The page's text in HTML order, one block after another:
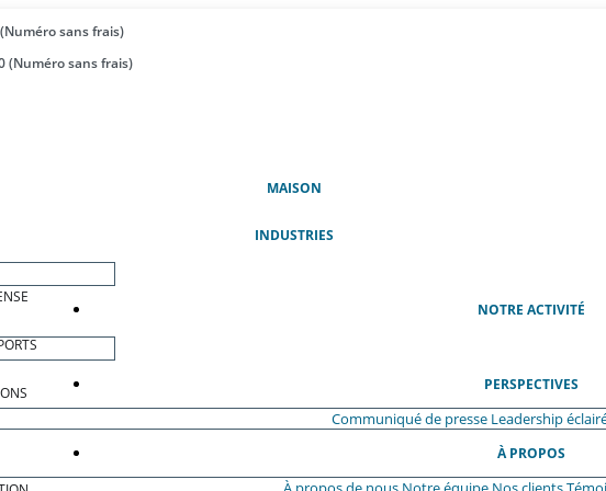
sans frais)
(Numéro sans frais)
MAISON(ACTUEL)
INDUSTRIES
NOTRE ACTIVITÉ
PERSPECTIVES
Communiqué de presse Leadership
À PROPOS